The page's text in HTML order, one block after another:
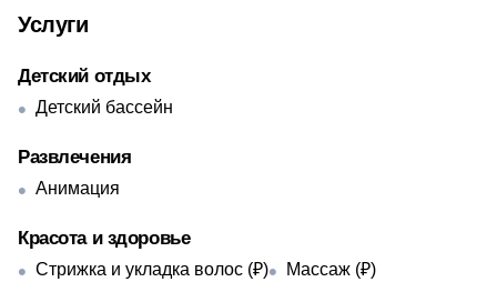
Услуги
Детский отдых
Детский бассейн
Развлечения
Анимация
Красота и здоровье
Стрижка и укладка волос (₽)
Массаж (₽)